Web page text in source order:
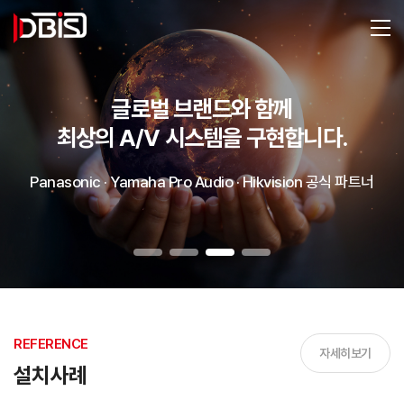
글로벌 브랜드와 함께
최상의 A/V 시스템을 구현합니다.
Panasonic · Yamaha Pro Audio · Hikvision 공식 파트너
SONICOPTICS 비디오프로젝터
나라장터 종합쇼핑몰 정부조달
기관, 교육기관, 지자체 등 다양한 현장 맞춤형 솔루션 제공
REFERENCE
설치사례
자세히보기